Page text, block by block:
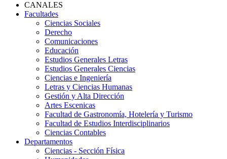
CANALES
Facultades
Ciencias Sociales
Derecho
Comunicaciones
Educación
Estudios Generales Letras
Estudios Generales Ciencias
Ciencias e Ingeniería
Letras y Ciencias Humanas
Gestión y Alta Dirección
Artes Escenicas
Facultad de Gastronomía, Hotelería y Turismo
Facultad de Estudios Interdisciplinarios
Ciencias Contables
Departamentos
Ciencias - Sección Física